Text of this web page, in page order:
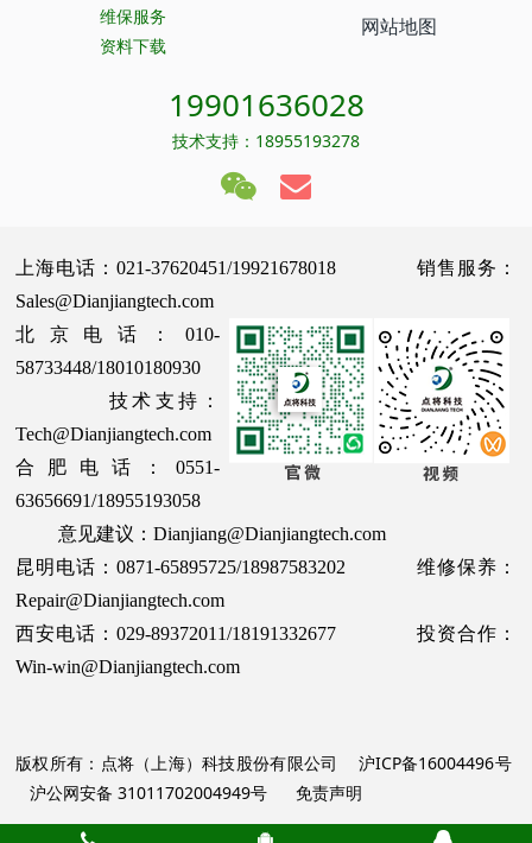
维保服务
资料下载
网站地图
19901636028
技术支持：18955193278
上海电话：021-37620451/19921678018 销售服务：
Sales@Dianjiangtech.com
北京电话：010-
58733448/18010180930
技术支持：
Tech@Dianjiangtech.com
合肥电话：0551-
63656691/18955193058
意见建议：Dianjiang@Dianjiangtech.com
昆明电话：0871-65895725/18987583202 维修保养：
Repair@Dianjiangtech.com
西安电话：029-89372011/18191332677 投资合作：
Win-win@Dianjiangtech.com
版权所有：点将（上海）科技股份有限公司 沪ICP备16004496号
沪公网安备 31011702004949号
免责声明